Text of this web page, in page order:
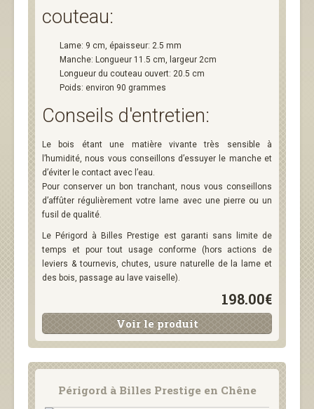
couteau:
Lame: 9 cm, épaisseur: 2.5 mm
Manche: Longueur 11.5 cm, largeur 2cm
Longueur du couteau ouvert: 20.5 cm
Poids: environ 90 grammes
Conseils d'entretien:
Le bois étant une matière vivante très sensible à
l’humidité, nous vous conseillons d’essuyer le manche et
d’éviter le contact avec l’eau.
Pour conserver un bon tranchant, nous vous conseillons
d’affûter régulièrement votre lame avec une pierre ou un
fusil de qualité.
Le Périgord à Billes Prestige est garanti sans limite de
temps et pour tout usage conforme (hors actions de
leviers & tournevis, chutes, usure naturelle de la lame et
des bois, passage au lave vaiselle).
198.00€
Voir le produit
Périgord à Billes Prestige en Chêne